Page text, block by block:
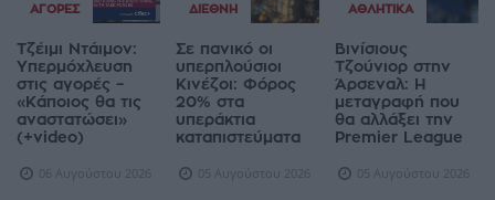
ΑΓΟΡΈΣ
Τζέιμι Ντάιμον:
Υπερμόχλευση
στις αγορές –
«Κάποιος θα τις
αναστατώσει»
(+video)
06 Αυγούστου 2026
ΔΙΕΘΝΉ
Σε πανικό οι
υπερπλούσιοι
Κινέζοι: Φόρος
20% στα
υπεράκτια
καταπιστεύματα
05 Αυγούστου 2026
ΑΘΛΗΤΙΚΆ
Βινίσιους
Τζούνιορ στην
Άρσεναλ: Η
μεταγραφή που
θα αλλάξει την
Premier League
05 Αυγούστου 2026